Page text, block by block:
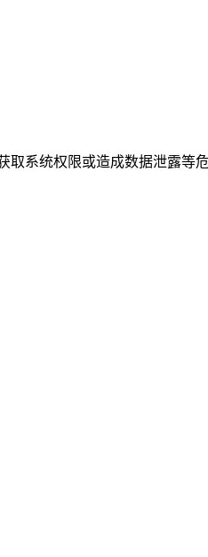
取系统权限或造成数据泄露等